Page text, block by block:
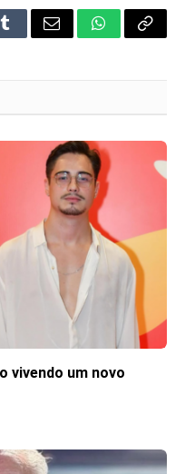
TumblrEmail WhatsApp
Copy
vivendo um novo